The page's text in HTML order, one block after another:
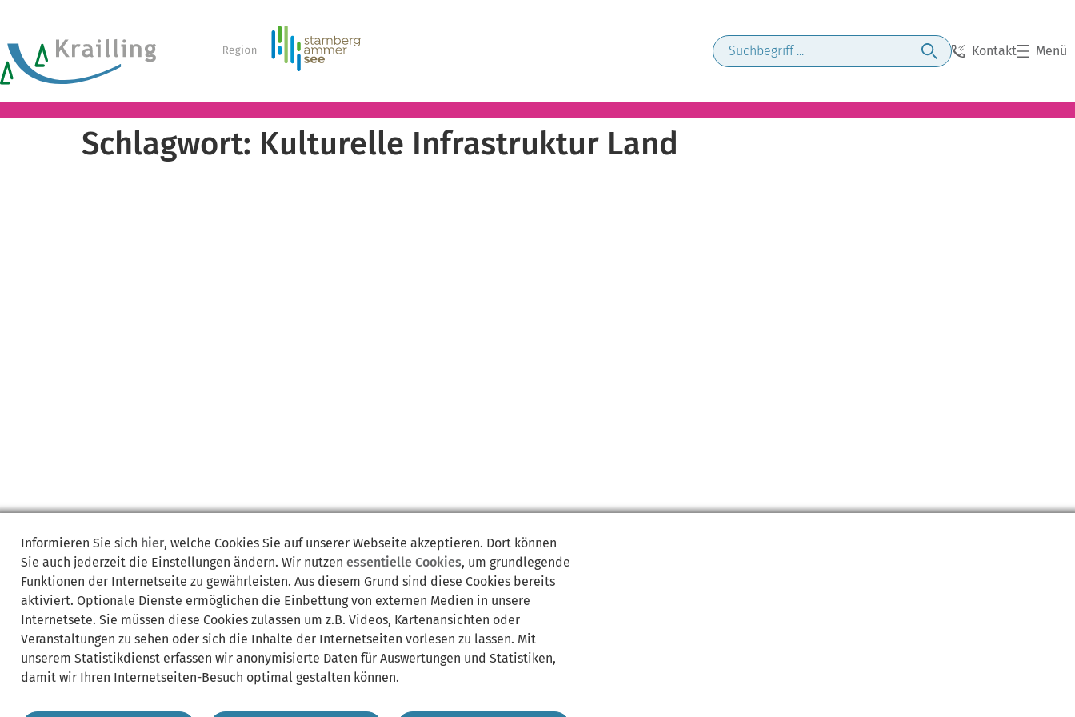
Kontakt Menü
Schlagwort: Kulturelle Infrastruktur Land
Informieren Sie sich hier, welche Cookies Sie auf unserer Webseite akzeptieren. Dort können
Sie auch jederzeit die Einstellungen ändern. Wir nutzen essentielle Cookies, um grundlegende
Funktionen der Internetseite zu gewährleisten. Aus diesem Grund sind diese Cookies bereits
aktiviert. Optionale Dienste ermöglichen die Einbettung von externen Medien in unsere
Internetsete. Sie müssen diese Cookies zulassen um z.B. Videos, Kartenansichten oder
Veranstaltungen zu sehen oder sich die Inhalte der Internetseiten vorlesen zu lassen. Mit
unserem Statistikdienst erfassen wir anonymisierte Daten für Auswertungen und Statistiken,
damit wir Ihren Internetseiten-Besuch optimal gestalten können.